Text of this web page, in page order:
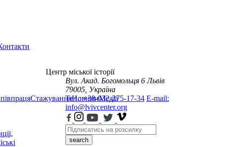
СтажуванняНовиниМедіа
Центр міської історії
Вул. Акад. Богомольця 6 Львів
79005, Україна
Тел.: +38-032-275-17-34 E-mail:
info@lvivcenter.org
search